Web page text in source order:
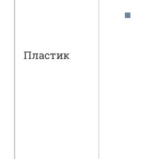
Пластик